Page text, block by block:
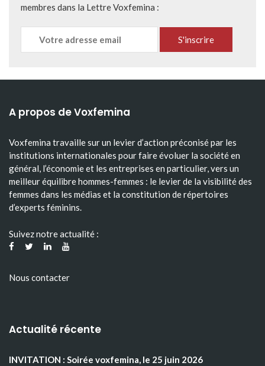
membres dans la Lettre Voxfemina :
A propos de Voxfemina
Voxfemina travaille sur un levier d’action préconisé par les
institutions internationales pour faire évoluer la société en
général, l’économie et les entreprises en particulier, vers un
meilleur équilibre hommes-femmes : le levier de la visibilité des
femmes dans les médias et la constitution de répertoires
d’experts féminins.
Suivez notre actualité :
Nous contacter
Actualité récente
INVITATION : Soirée voxfemina, le 25 juin 2026